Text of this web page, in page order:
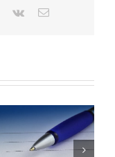
Pinterest
Vk Email:
NATJEČAJ ZA